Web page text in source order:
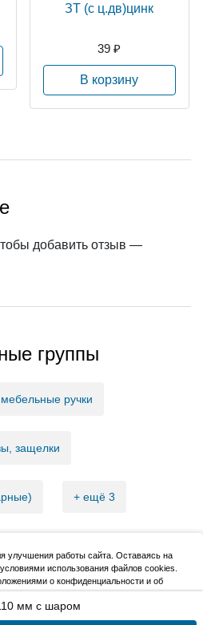
мм с шаром
ЗТ (с ц.дв)цинк
39 ₽
В корзину
добавить отзыв —
группы
ручки
защелки
+ ещё 3
НовМетиз
работы сайта. Оставаясь на
использования файлов cookies.
о конфиденциальности и об
здесь.